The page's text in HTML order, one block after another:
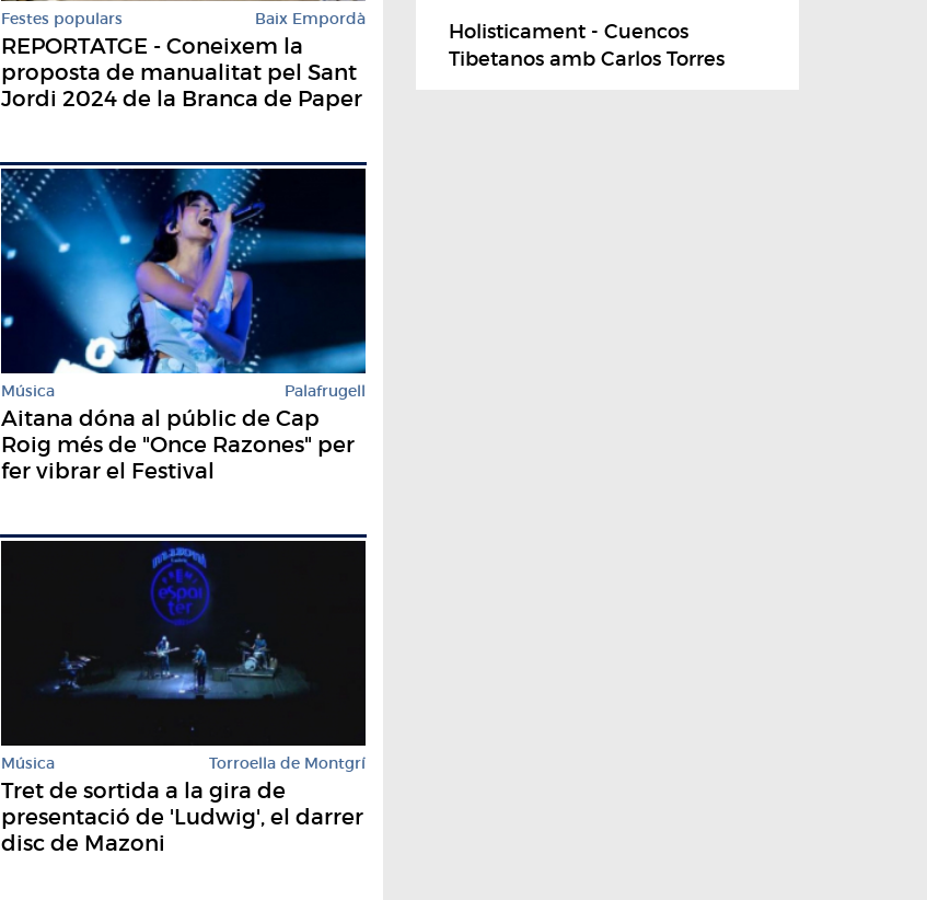
Festes populars Baix Empordà
REPORTATGE - Coneixem la
proposta de manualitat pel Sant
Jordi 2024 de la Branca de Paper
Música Palafrugell
Aitana dóna al públic de Cap
Roig més de "Once Razones" per
fer vibrar el Festival
Música Torroella de Montgrí
Tret de sortida a la gira de
presentació de 'Ludwig', el darrer
disc de Mazoni
Holisticament - Cuencos
Tibetanos amb Carlos Torres